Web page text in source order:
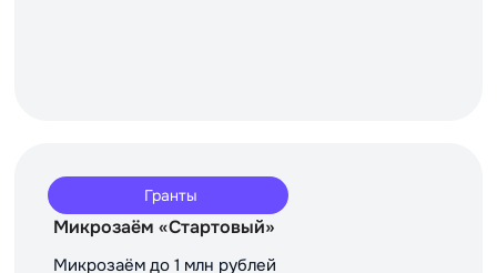
Гранты
Микрозаём «Стартовый»
Микрозаём до 1 млн рублей